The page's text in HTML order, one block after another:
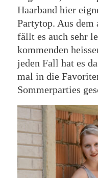
Haarband hier
Partytop. Aus dem
fällt es auch sehr
kommenden
jeden Fall hat es
mal in die
Sommerparties